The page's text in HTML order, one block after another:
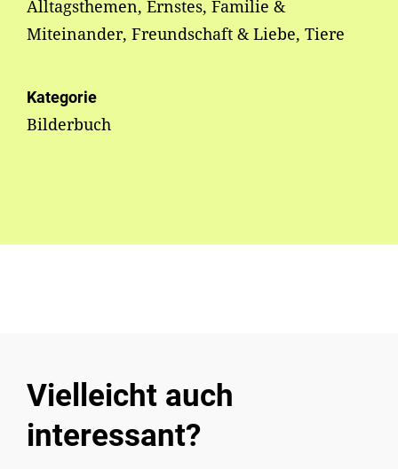
Alltagsthemen, Ernstes, Familie &
Miteinander, Freundschaft & Liebe, Tiere
Kategorie
Bilderbuch
Vielleicht auch
interessant?